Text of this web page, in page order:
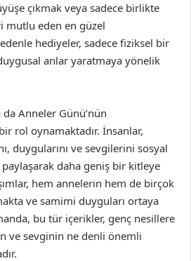
çıkmak veya sadece birlikte
mutlu eden en güzel
hediyeler, sadece fiziksel bir
anlar yaratmaya yönelik
Anneler Günü’nün
rol oynamaktadır. İnsanlar,
duygularını ve sevgilerini sosyal
daha geniş bir kitleye
hem annelerin hem de birçok
ve samimi duyguları ortaya
bu tür içerikler, genç nesillere
ve sevginin ne denli önemli